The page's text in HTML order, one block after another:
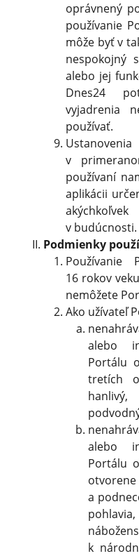
oprávnený
používanie
môže byť v
nespokojný
alebo jej
Dnes24
vyjadrenia
používať.
v
používaní
aplikácii
v budúcnosti.
Podmienky
16 rokov
nemôžete
Ako užívateľ
alebo
Portálu
tretích
alebo
Portálu
a
k